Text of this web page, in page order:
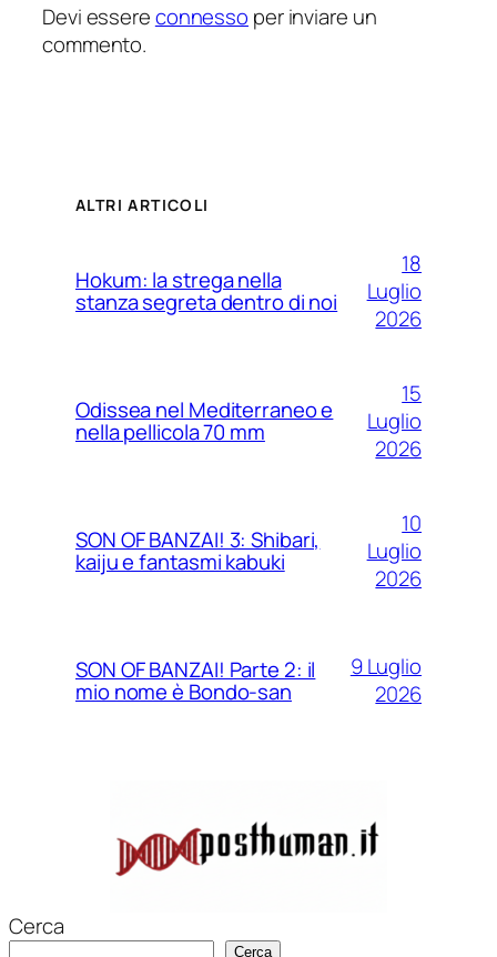
Devi essereconnesso per inviare un
commento.
ALTRI ARTICOLI
Hokum: la strega nella
stanza segreta dentro di noi
18
Luglio
2026
Odissea nel Mediterraneo e
nella pellicola 70 mm
15
Luglio
2026
SON OF BANZAI! 3: Shibari,
kaiju e fantasmi kabuki
10
Luglio
2026
SON OF BANZAI! Parte 2: il
mio nome è Bondo-san
9 Luglio
2026
Cerca
Cerca